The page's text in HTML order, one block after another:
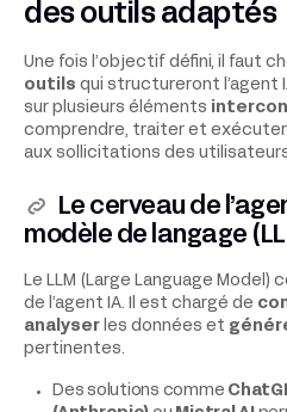
des outils adaptés
Une fois l’objectif défini, il faut
outils qui structureront l’agent
sur plusieurs éléments
comprendre, traiter et
aux sollicitations des
Le cerveau de
modèle de langage
Le LLM (Large Language
de l’agent IA. Il est chargé de
analyser les données et
pertinentes.
Des solutions comme